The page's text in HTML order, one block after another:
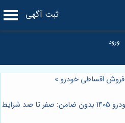
ثبت آگهی
فروش اقساطی خودرو »
⭐️ راهنمای جامع خرید اقساطی خودرو 1405 بدون ضامن: صفر تا صد شرایط